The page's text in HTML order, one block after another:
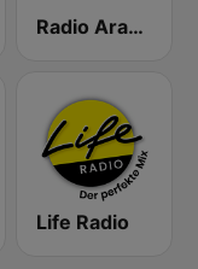
Radio Arabella
Life Radio